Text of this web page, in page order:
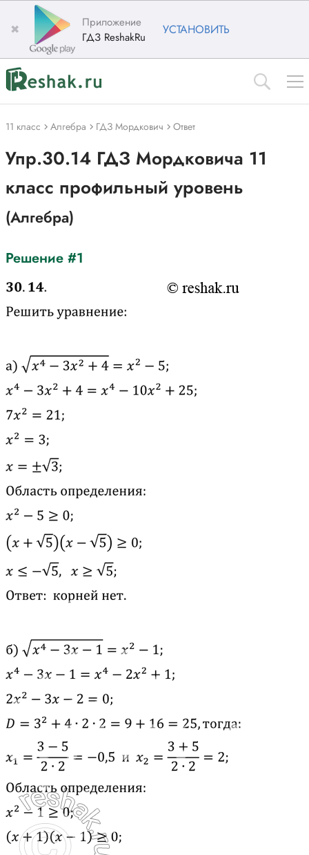
✖
Приложение
ГДЗ ReshakRu
УСТАНОВИТЬ
11 класс Алгебра ГДЗ Мордкович Ответ
Упр.30.14 ГДЗ Мордковича 11
класс профильный уровень
(Алгебра)
Решение #1